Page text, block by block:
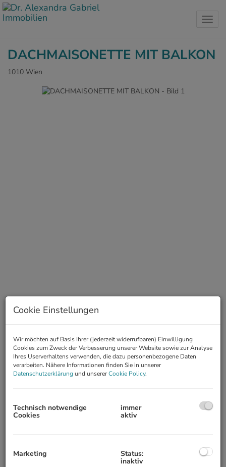
DACHMAISONETTE MIT BALKON
1010 Wien
HELLE DACHGESCHOSS-MAISONETTE - NÄHE
RUDOLFSPLATZ
zur Vermietung.
Cookie Einstellungen
Wir möchten auf Basis Ihrer (jederzeit widerrufbaren) Einwilligung
Cookies zum Zweck der Verbesserung unserer Website sowie zur Analyse
Ihres Userverhaltens verwenden, die dazu personenbezogene Daten
verarbeiten. Nähere Informationen finden Sie in unserer
Datenschutzerklärungund unsererCookie Policy.
Technisch notwendige
Cookies
immer
aktiv
Marketing Status:
inaktiv